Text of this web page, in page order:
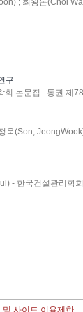
; 최왕돈(Choi
구
회 논문집 : 통권 제
욱(Son,
- 한국건설관리학